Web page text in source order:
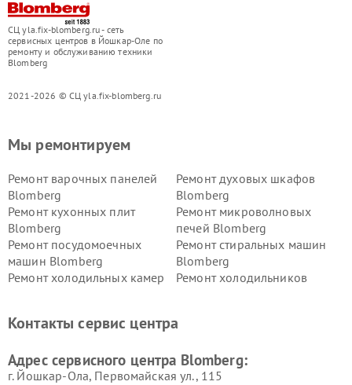
СЦ yla.fix-blomberg.ru - сеть
сервисных центров в Йошкар-Оле по
ремонту и обслуживанию техники
Blomberg
2021-2026 © СЦ yla.fix-blomberg.ru
Мы ремонтируем
Ремонт варочных панелей
Blomberg
Ремонт духовых шкафов
Blomberg
Ремонт кухонных плит
Blomberg
Ремонт микроволновых
печей Blomberg
Ремонт посудомоечных
машин Blomberg
Ремонт стиральных машин
Blomberg
Ремонт холодильных камер
Ремонт холодильников
Контакты сервис центра
Адрес сервисного центра Blomberg:
г. Йошкар-Ола, Первомайская ул., 115